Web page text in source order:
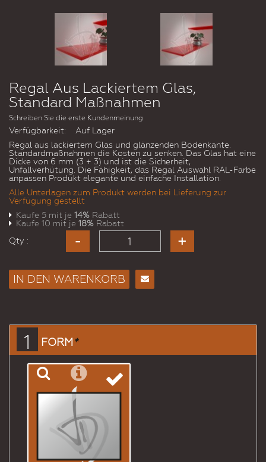
Regal Aus Lackiertem Glas,
Standard Maßnahmen
Schreiben Sie die erste Kundenmeinung
Verfügbarkeit:
Auf Lager
Regal aus lackiertem Glas und glänzenden Bodenkante.
Standardmaßnahmen die Kosten zu senken. Das Glas hat eine
Dicke von 6 mm (3 + 3) und ist die Sicherheit,
Unfallverhütung. Die Fähigkeit, das Regal Auswahl RAL-Farbe
anpassen Produkt elegante und einfache Installation.
Alle Unterlagen zum Produkt werden bei Lieferung zur
Verfügung gestellt
Kaufe 5 mit je 14% Rabatt
Kaufe 10 mit je 18% Rabatt
Qty :
IN DEN WARENKORB
1 FORM*